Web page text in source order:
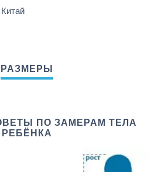
Китай
ПО ЗАМЕРАМ ТЕЛА
РЕБЁНКА